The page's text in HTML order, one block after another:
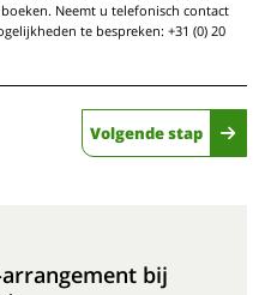
Neemt u telefonisch contact
te bespreken: +31 (0) 20
Volgende stap
bij